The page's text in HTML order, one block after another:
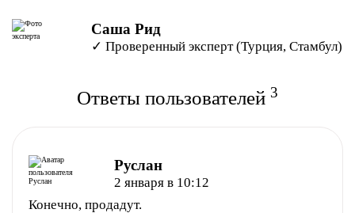
Саша Рид
✓ Проверенный эксперт (Турция, Стамбул)
Ответы пользователей 3
Руслан
2 января в 10:12
Конечно, продадут.